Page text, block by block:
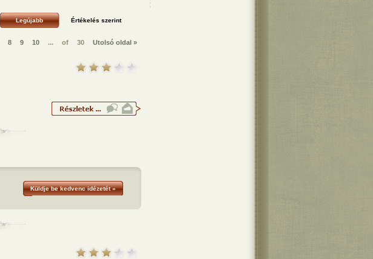
8 9 10 ... of 30 Utolsó oldal »
Küldje be kedvenc idézetét »